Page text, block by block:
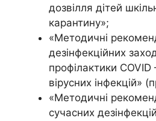
дозвілля дітей
карантину»;
«Методичні
дезінфекційних
профілактики COVID
вірусних інфекцій»
«Методичні
сучасних